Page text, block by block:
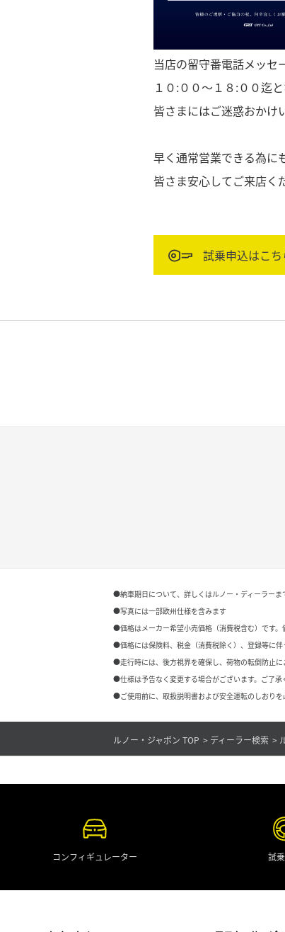
当店の留守番電話メッセ
１０:００～１８:００迄
皆さまにはご迷惑おかけ
早く通常営業できる為に
皆さま安心してご来店
試乗申込はこち
●納車期日について、詳しくはルノー・ディーラーま
●写真には一部欧州仕様を含みます
●価格はメーカー希望小売価格（消費税含む）です
●価格には保険料、税金（消費税除く）、登録等に
●走行時には、後方視界を確保し、荷物の転倒防止に
●仕様は予告なく変更する場合がございます。ご了
●ご使用前に、取扱説明書および安全運転のしおり
ルノー・ジャポン TOP ディーラー検索
コンフィギュレーター 試